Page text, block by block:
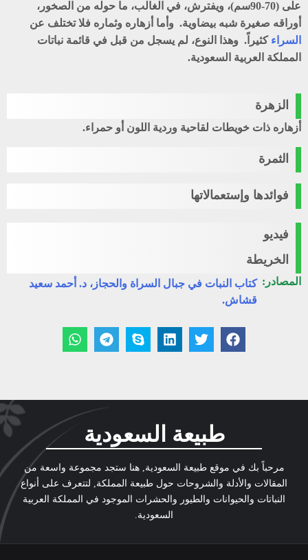
على (70-90سم)، ويفترش، في الغالب، ما حوله من الصخور،
أوراقه صغيرة شبه بيضاوية. وأما أزهاره وثماره فلا تختلف عن
السراء كثيراً. وهذا النوع، لم يسجل من قبل في قائمة نباتات
المملكة العربية السعودية.
الزهرة
أزهاره ذات خويطات لقاحية وردية اللون أو حمراء.
الثمرة
فوائدها وإستعمالاتها
فيديو
الخريطة
المصادر: كتاب النبات في جبال السراة والحجاز، د. أحمد سعيد
قشاش.
طبيعة السعودية
مرحباً بك في موقع طبيعة السعودية, هنا ستجد مجموعة واسعة من
المقالات والأدلة والشروحات حول طبيعة المملكة, لتتعرف على أنواع
النباتات والحيوانات والطيور والحشرات الموجود في المملكة العربية
السعودية.